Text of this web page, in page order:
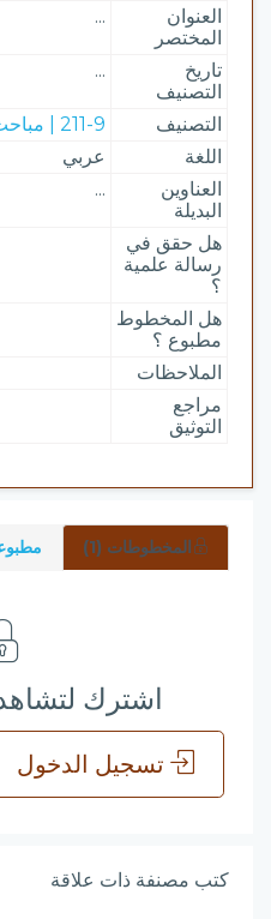
العنوان
المختصر
...
تاريخ
التصنيف
...
التصنيف
211-9 | مباحث قرآنية عامة
اللغة
عربي
العناوين
البديلة
...
هل حقق في
رسالة علمية
؟
هل المخطوط
مطبوع ؟
الملاحظات
مراجع
التوثيق
المخطوطات (1)
اشترك
تسجيل الدخول
كتب مصنفة ذات علاقة